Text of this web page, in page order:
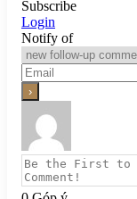
Subscribe
Login
Notify of